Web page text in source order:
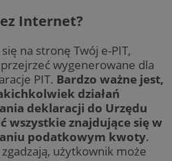
Internet?
na stronę Twój e-PIT,
wygenerowane dla
PIT. Bardzo ważne jest,
działań
deklaracji do Urzędu
wszystkie znajdujące się w
podatkowym kwoty.
użytkownik może